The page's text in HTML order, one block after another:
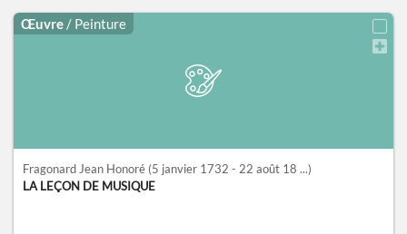
Œuvre / Peinture
Fragonard Jean Honoré (5 janvier 1732 - 22 août 18 ...)
LA LEÇON DE MUSIQUE